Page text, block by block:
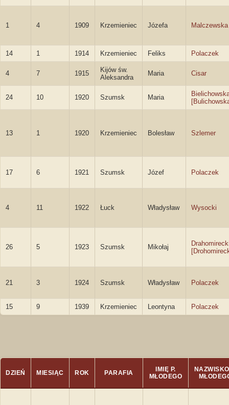
1 4 1909 Krzemieniec Józefa Malczewska
14 1 1914 Krzemieniec Feliks Polaczek
4 7 1915
Kijów św.
Aleksandra
Maria Cisar
24 10 1920 Szumsk Maria
13 1 1920 Krzemieniec Bolesław Szlemer
17 6 1921 Szumsk Józef Polaczek
4 11 1922 Łuck Władysław Wysocki
26 5 1923 Szumsk Mikołaj
21 3 1924 Szumsk Władysław Polaczek
15 9 1939 Krzemieniec Leontyna Polaczek
DZIEŃ MIESIĄC ROK PARAFIA
IMIĘ P.
MŁODEGO